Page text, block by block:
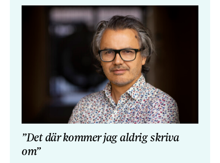
”Det där kommer jag aldrig skriva
om”